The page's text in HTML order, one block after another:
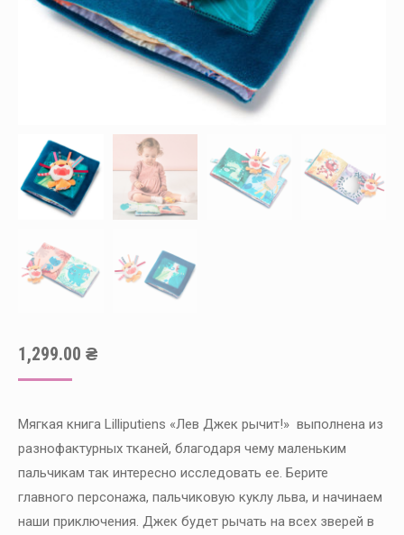
1,299.00 ₴
Мягкая книга Lilliputiens «Лев Джек рычит!» выполнена из
разнофактурных тканей, благодаря чему маленьким
пальчикам так интересно исследовать ее. Берите
главного персонажа, пальчиковую куклу льва, и начинаем
наши приключения. Джек будет рычать на всех зверей в